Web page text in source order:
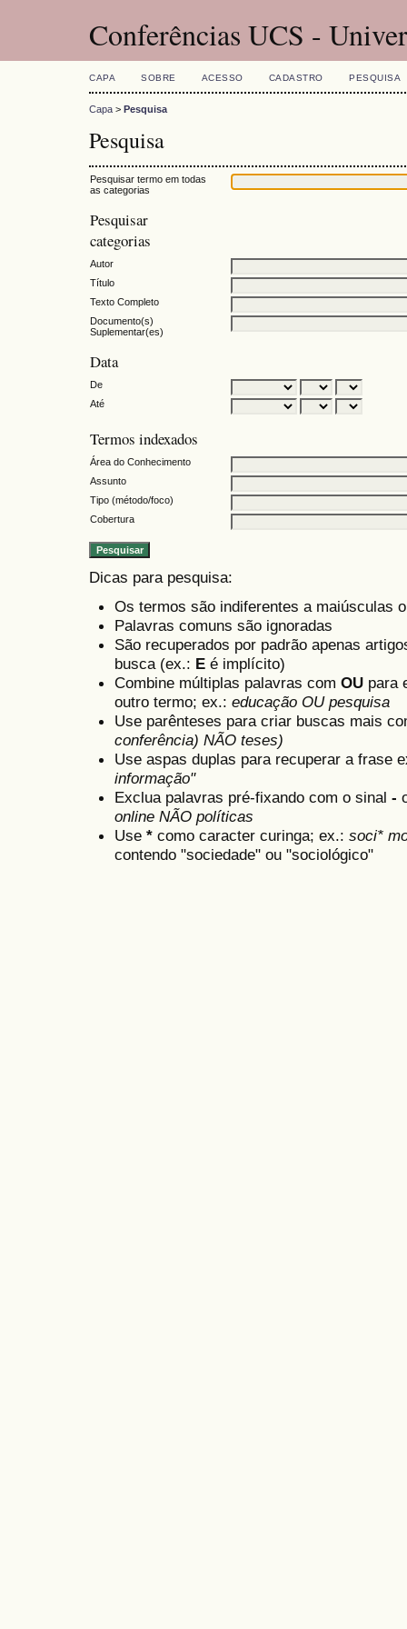
Conferências UCS -
CAPA SOBRE ACESSO CADASTRO PESQUISA
Capa > Pesquisa
Pesquisa
Pesquisar termo em todas
as categorias
Pesquisar
categorias
Autor
Título
Texto Completo
Documento(s)
Suplementar(es)
Data
De
Até
Termos indexados
Área do Conhecimento
Assunto
Tipo (método/foco)
Cobertura
Dicas para pesquisa:
Os termos são indiferentes a maiúsculas
Palavras comuns são ignoradas
São recuperados por padrão apenas
busca (ex.: E é implícito)
Combine múltiplas palavras com OU para
outro termo; ex.: educação OU pesquisa
Use parênteses para criar buscas mais
conferência) NÃO teses)
Use aspas duplas para recuperar a frase
informação"
Exclua palavras pré-fixando com o sinal -
online NÃO políticas
Use * como caracter curinga; ex.: soci*
contendo "sociedade" ou "sociológico"